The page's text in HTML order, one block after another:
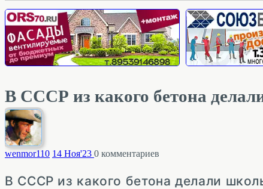
В СССР из какого бетона
wenmor110 14 Ноя'23 0 комментариев
В СССР из какого бетона делали